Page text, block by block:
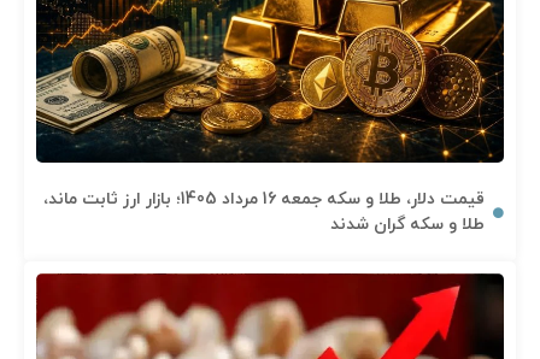
قیمت دلار، طلا و سکه جمعه 16 مرداد 1405؛ بازار ارز ثابت ماند،
طلا و سکه گران شدند